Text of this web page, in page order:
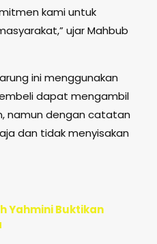
kami untuk
ujar Mahbub
ini menggunakan
dapat mengambil
namun dengan catatan
dan tidak menyisakan
Yahmini Buktikan